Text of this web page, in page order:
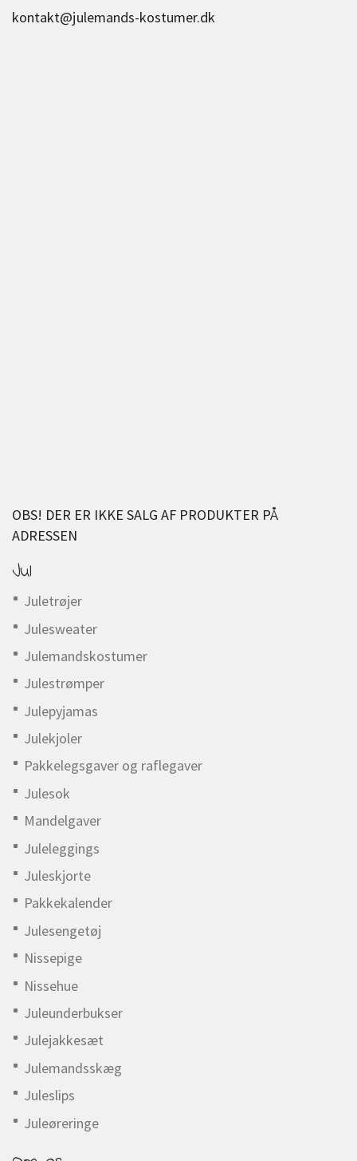
kontakt@julemands-kostumer.dk
OBS! DER ER IKKE SALG AF PRODUKTER PÅ
ADRESSEN
Jul
Juletrøjer
Julesweater
Julemandskostumer
Julestrømper
Julepyjamas
Julekjoler
Pakkelegsgaver og raflegaver
Julesok
Mandelgaver
Juleleggings
Juleskjorte
Pakkekalender
Julesengetøj
Nissepige
Nissehue
Juleunderbukser
Julejakkesæt
Julemandsskæg
Juleslips
Juleøreringe